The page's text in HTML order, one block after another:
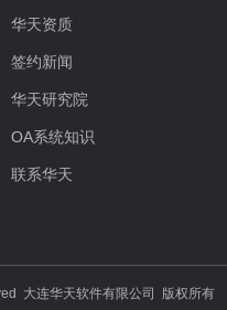
华天资质
签约新闻
华天研究院
OA系统知识
联系华天
大连华天软件有限公司 版权所有